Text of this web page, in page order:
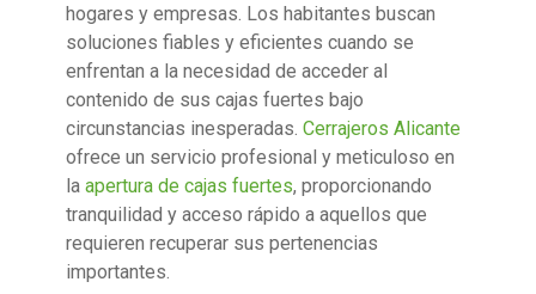
hogares y empresas. Los habitantes buscan
soluciones fiables y eficientes cuando se
enfrentan a la necesidad de acceder al
contenido de sus cajas fuertes bajo
circunstancias inesperadas. Cerrajeros Alicante
ofrece un servicio profesional y meticuloso en
la apertura de cajas fuertes, proporcionando
tranquilidad y acceso rápido a aquellos que
requieren recuperar sus pertenencias
importantes.